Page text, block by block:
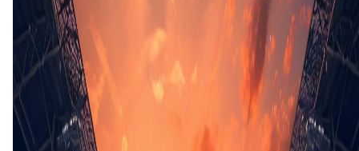
T. Hill
(T. Pett)
D. Soumare
(E. Galbraith)
R. Bozenik
(S. Gallagher)
66'